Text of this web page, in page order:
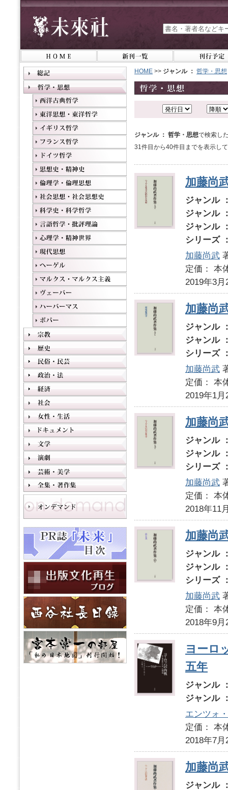
HOME >> ジャンル ： 哲学・思想
ジャンル ： 哲学・思想で検索し
31件目から40件目までを表示し
加藤尚
ジャンル
ジャンル
ジャンル
シリーズ
加藤尚武
定価：
2019年3月
加藤尚
ジャンル
ジャンル
シリーズ
加藤尚武
定価：
2019年1月
加藤尚
ジャンル
ジャンル
シリーズ
加藤尚武
定価：
2018年11
加藤尚
ジャンル
ジャンル
シリーズ
加藤尚武
定価：
2018年9月
ヨーロ
五年
ジャンル
ジャンル
エンツォ
定価：
2018年7月
加藤尚
ジャンル